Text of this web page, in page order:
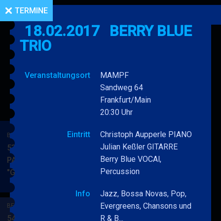
BERRY BLUE & BAND
53. JAZZ Matinee in den
PARKSIDE STUDIOS
"Gypsy Jazz"
&
BERRY BLUE & BAND
54. JAZZ Matinee in den
TERMINE
18.02.2017
BERRY BLUE
TRIO
Veranstaltungsort
MAMPF
Sandweg 64
Frankfurt/Main
20:30 Uhr
Eintritt
Christoph Aupperle PIANO
Julian Keßler GITARRE
Berry Blue VOCAl,
Percussion
Info
Jazz, Bossa Novas, Pop,
Evergreens, Chansons und
R & B...